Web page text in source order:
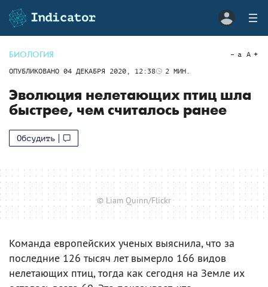
БИОЛОГИЯ
ОПУБЛИКОВАНО 04 ДЕКАБРЯ 2020, 12:38 2 МИН.
a A
Эволюция нелетающих птиц шла
быстрее, чем считалось ранее
Обсудить
© Liam Quinn/Flickr
Команда европейских ученых выяснила, что за
последние 126 тысяч лет вымерло 166 видов
нелетающих птиц, тогда как сегодня на Земле их